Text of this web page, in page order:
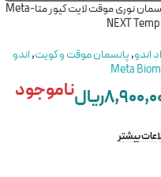
پانسمان نوری موقت لایت کیور متا-Meta
NEXT Temp
اندو,پانسمان موقت و کویت,اندو
Meta
ریالناموجود
بیشتر